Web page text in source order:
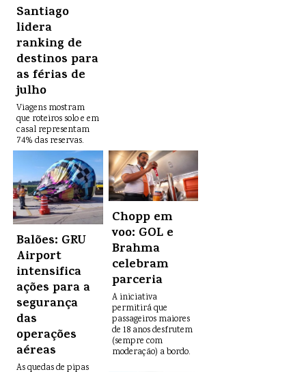
Santiago
lidera
ranking de
destinos para
as férias de
julho
Viagens mostram
que roteiros solo e em
casal representam
74% das reservas.
Balões: GRU
Airport
intensifica
ações para a
segurança
das
operações
aéreas
As quedas de pipas
Chopp em
voo: GOL e
Brahma
celebram
parceria
A iniciativa
permitirá que
passageiros maiores
de 18 anos desfrutem
(sempre com
moderação) a bordo.